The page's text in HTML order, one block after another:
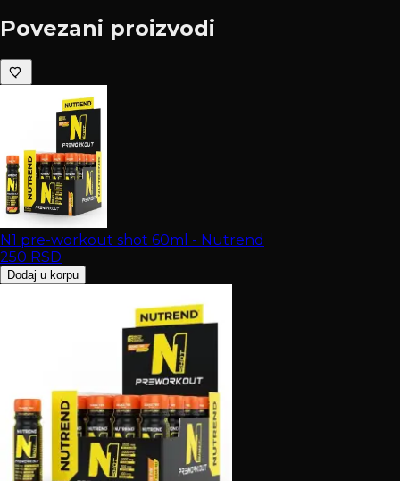
Povezani proizvodi
N1 pre-workout shot 60ml - Nutrend
250 RSD
Dodaj u korpu